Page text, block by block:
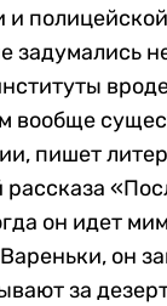
задумались
вообще
пишет
рассказа
он идет
он
за